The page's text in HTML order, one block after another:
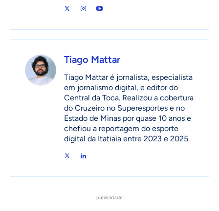
Tiago Mattar
Tiago Mattar é jornalista, especialista
em jornalismo digital, e editor do
Central da Toca. Realizou a cobertura
do Cruzeiro no Superesportes e no
Estado de Minas por quase 10 anos e
chefiou a reportagem do esporte
digital da Itatiaia entre 2023 e 2025.
publicidade